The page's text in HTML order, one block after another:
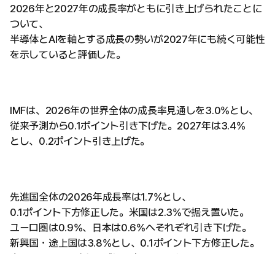
2026年と2027年の成長率がともに引き上げられたことに
ついて、
半導体とAIを軸とする成長の勢いが2027年にも続く可能性
を示していると評価した。
IMFは、2026年の世界全体の成長率見通しを3.0%とし、
従来予測から0.1ポイント引き下げた。2027年は3.4%
とし、0.2ポイント引き上げた。
先進国全体の2026年成長率は1.7%とし、
0.1ポイント下方修正した。米国は2.3%で据え置いた。
ユーロ圏は0.9%、日本は0.6%へそれぞれ引き下げた。
新興国・途上国は3.8%とし、0.1ポイント下方修正した。